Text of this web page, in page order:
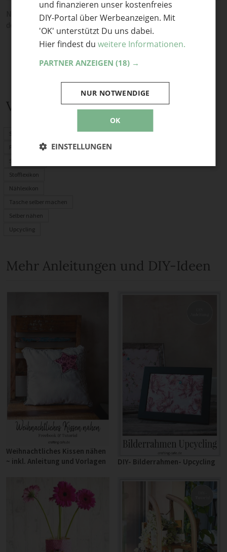
Noch keine Kommentare — sei die Erste oder der Erste und teile
Verwandte Themen
Schnittmuster
PDF-Schnittmuster
Stoffrechner
Stofflexikon
Nählexikon
Tasche selber machen
Selber nähen
Upcycling
Mehr Anleitungen und DIY-Ideen
Weihnachtliches Kissen nähen
~ inkl. Anleitung und Vorlagen
DIY- Bilderrahmen- Upcycling
und finanzieren unser kostenfreies
DIY-Portal über Werbeanzeigen. Mit
'OK' unterstützt Du uns dabei.
Hier findest du weitere Informationen.
PARTNER ANZEIGEN (18) →
OK
NUR NOTWENDIGE
EINSTELLUNGEN